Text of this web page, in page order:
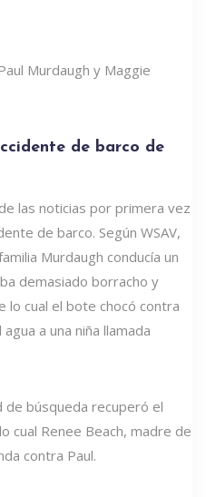
de barco de
las noticias por primera vez
de barco. Según WSAV,
Murdaugh conducía un
demasiado borracho y
lo cual el bote chocó contra
a una niña llamada
de búsqueda recuperó el
cual Renee Beach, madre de
contra Paul.